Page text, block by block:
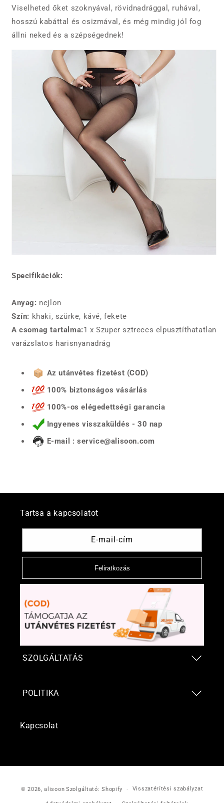
Viselheted őket szoknyával, rövidnadrággal, ruhával,
hosszú kabáttal és csizmával, és még mindig jól fog
állni neked és a szépségednek!
Specifikációk:
Anyag: nejlon
Szín: khaki, szürke, kávé, fekete
A csomag tartalma:1 x Szuper sztreccs elpusztíthatatlan
varázslatos harisnyanadrág
Az utánvétes fizetést (COD)
100% biztonságos vásárlás
100%-os elégedettségi garancia
Ingyenes visszaküldés - 30 nap
E-mail : service@alisoon.com
Tartsa a kapcsolatot
E-mail-cím
Feliratkozás
SZOLGÁLTATÁS
POLITIKA
Kapcsolat
módok
© 2026,alisoon Szolgáltató: Shopify Visszatérítési szabályzat